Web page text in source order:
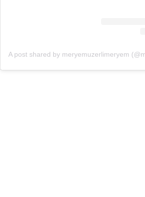
A post shared by meryemuzerlimeryem